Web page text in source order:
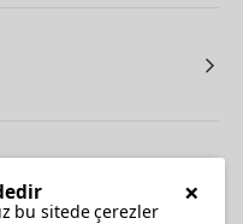
×
bu sitede çerezler